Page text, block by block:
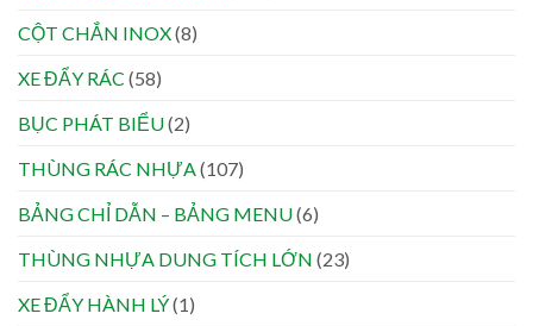
CỘT CHẮN INOX(8)
XE ĐẨY RÁC (58)
BỤC PHÁT BIỂU(2)
THÙNG RÁC NHỰA(107)
BẢNG CHỈ DẪN – BẢNG MENU(6)
THÙNG NHỰA DUNG TÍCH LỚN (23)
XE ĐẨY HÀNH LÝ(1)